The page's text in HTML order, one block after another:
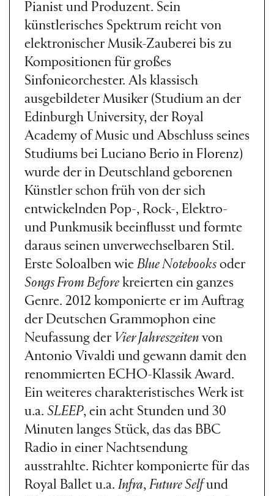
Pianist und Produzent. Sein
künstlerisches Spektrum reicht von
elektronischer Musik-Zauberei bis zu
Kompositionen für großes
Sinfonieorchester. Als klassisch
ausgebildeter Musiker (Studium an der
Edinburgh University, der Royal
Academy of Music und Abschluss seines
Studiums bei Luciano Berio in Florenz)
wurde der in Deutschland geborenen
Künstler schon früh von der sich
entwickelnden Pop-, Rock-, Elektro-
und Punkmusik beeinflusst und formte
daraus seinen unverwechselbaren Stil.
Erste Soloalben wie Blue Notebooks oder
Songs From Before kreierten ein ganzes
Genre. 2012 komponierte er im Auftrag
der Deutschen Grammophon eine
Neufassung der Vier Jahreszeiten von
Antonio Vivaldi und gewann damit den
renommierten ECHO-Klassik Award.
Ein weiteres charakteristisches Werk ist
u.a. SLEEP, ein acht Stunden und 30
Minuten langes Stück, das das BBC
Radio in einer Nachtsendung
ausstrahlte. Richter komponierte für das
Royal Ballet u.a. Infra, Future Selfund